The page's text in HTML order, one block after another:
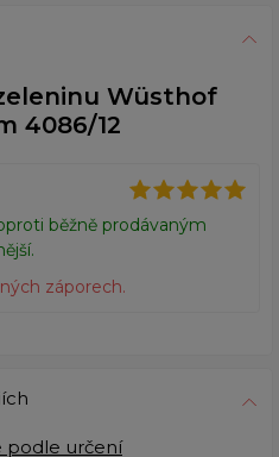
Wüsthof
4086/12
běžně prodávaným
záporech.
podle určení